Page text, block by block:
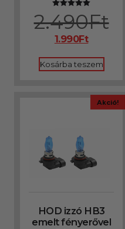
Értékelés:
5.00
/ 5
2.490Ft
1.990Ft
Kosárba teszem
Akció!
HOD izzó HB3
emelt fényerővel